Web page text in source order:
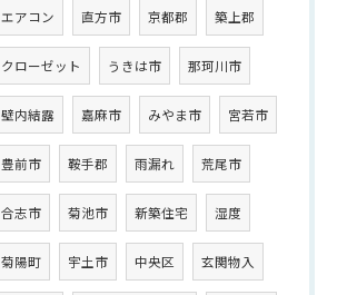
エアコン 直方市 京都郡 築上郡
クローゼット うきは市 那珂川市
壁内結露 嘉麻市 みやま市 宮若市
豊前市 鞍手郡 雨漏れ 荒尾市
合志市 菊池市 新築住宅 湿度
菊陽町 宇土市 中央区 玄関物入